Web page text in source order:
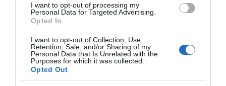
I want to opt-out of processing my
Personal Data for Targeted Advertising.
Opted In
I want to opt-out of Collection, Use,
Retention, Sale, and/or Sharing of my
Personal Data that Is Unrelated with the
Purposes for which it was collected.
Opted Out
LA TAMUSIA BIKE LOOP RACE INAUGURA LA
COPA DE ESPAÑA DE GRAVEL 2026 EN
TORREORGAZ